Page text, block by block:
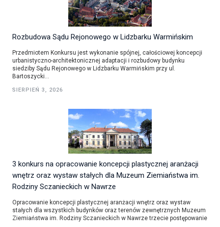
Rozbudowa Sądu Rejonowego w Lidzbarku Warmińskim
Przedmiotem Konkursu jest wykonanie spójnej, całościowej koncepcji
urbanistyczno-architektonicznej adaptacji i rozbudowy budynku
siedziby Sądu Rejonowego w Lidzbarku Warmińskim przy ul.
Bartoszycki...
SIERPIEŃ 3, 2026
3 konkurs na opracowanie koncepcji plastycznej aranżacji
wnętrz oraz wystaw stałych dla Muzeum Ziemiaństwa im.
Rodziny Sczanieckich w Nawrze
Opracowanie koncepcji plastycznej aranżacji wnętrz oraz wystaw
stałych dla wszystkich budynków oraz terenów zewnętrznych Muzeum
Ziemiaństwa im. Rodziny Sczanieckich w Nawrze trzecie postępowanie